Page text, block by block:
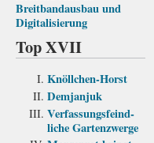
Breitbandausbau und
Digitalisierung
Top XVII
Knöllchen-Horst
Demjanjuk
Verfassungs­feind­
liche Garten­zwerge